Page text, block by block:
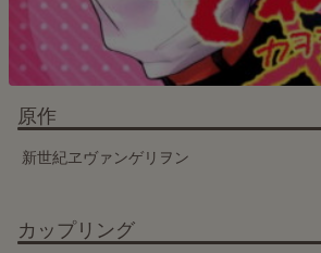
原作
新世紀ヱヴァンゲリヲン
カップリング